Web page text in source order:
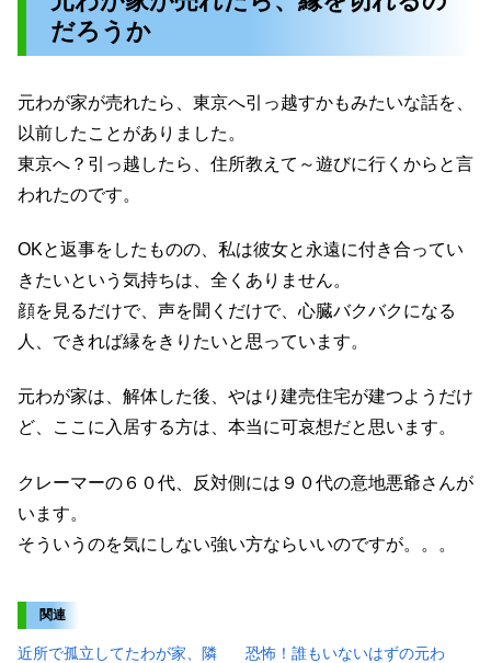
だろうか
元わが家が売れたら、東京へ引っ越すかもみたいな話を、
以前したことがありました。
東京へ？引っ越したら、住所教えて～遊びに行くからと言
われたのです。
OKと返事をしたものの、私は彼女と永遠に付き合ってい
きたいという気持ちは、全くありません。
顔を見るだけで、声を聞くだけで、心臓バクバクになる
人、できれば縁をきりたいと思っています。
元わが家は、解体した後、やはり建売住宅が建つようだけ
ど、ここに入居する方は、本当に可哀想だと思います。
クレーマーの６０代、反対側には９０代の意地悪爺さんが
います。
そういうのを気にしない強い方ならいいのですが。。。
関連
近所で孤立してたわが家、隣
恐怖！誰もいないはずの元わ